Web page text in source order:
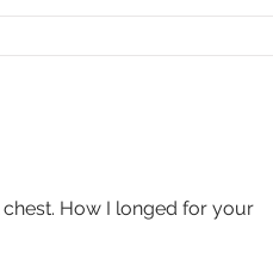
How I longed for your